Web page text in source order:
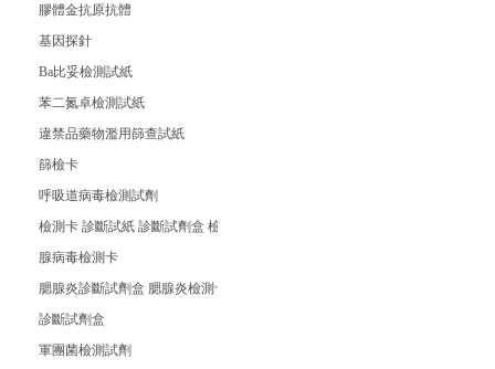
膠體金抗原抗體
基因探針
Ba比妥檢測試紙
苯二氮卓檢測試紙
違禁品藥物濫用篩查試紙
篩檢卡
呼吸道病毒檢測試劑
檢測卡 診斷試紙 診斷試劑盒 檢測試紙 檢測試劑條
腺病毒檢測卡
腮腺炎診斷試劑盒 腮腺炎檢測卡 腮腺炎檢測試紙
診斷試劑盒
軍團菌檢測試劑